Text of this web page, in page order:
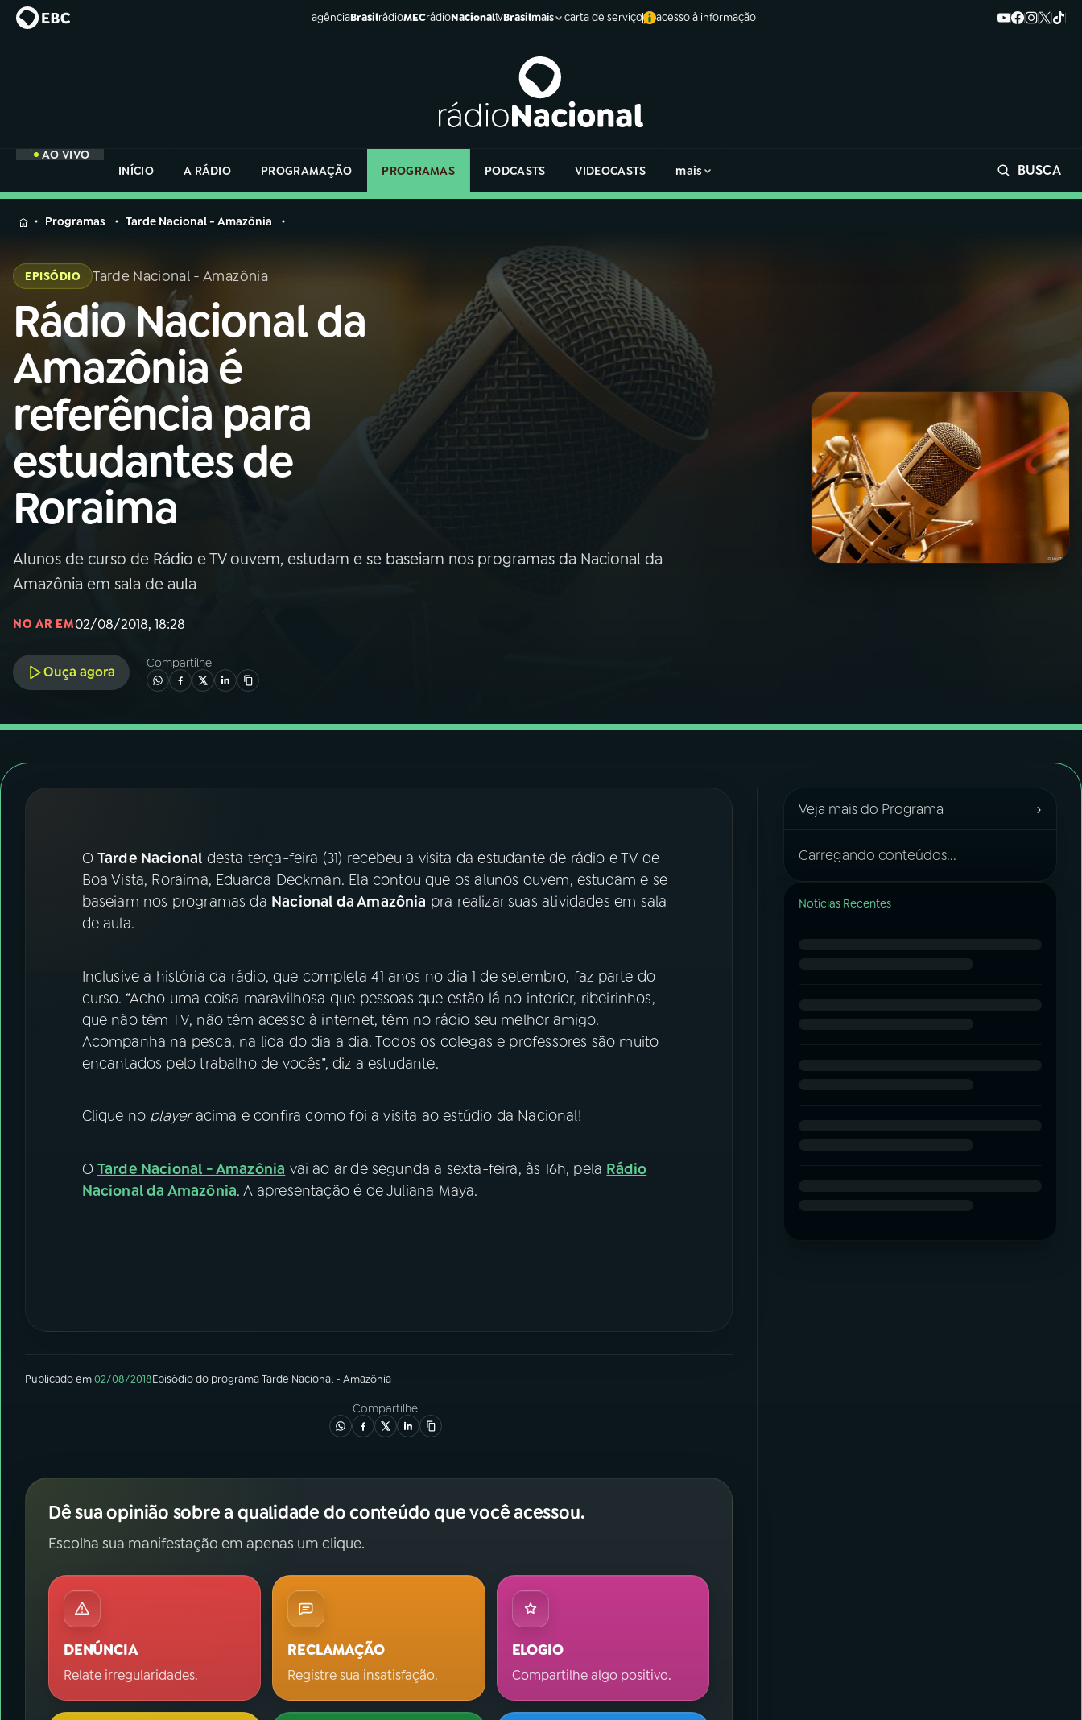
agênciaBrasilrádioMECrádioNacionaltvBrasilmais carta de serviço acesso à informação
AO VIVO
INÍCIO
A RÁDIO PROGRAMAÇÃO PROGRAMAS PODCASTS VIDEOCASTS mais BUSCA
MENU
Buscar
na
Rádio
Nacional
AO VIVO
01 INÍCIO
02 A RÁDIO
03 PROGRAMAÇÃO
04 PROGRAMAS
05 PODCASTS
06VIDEOCASTS
07ÚLTIMAS
YouTube Facebook
Instagram X
na
Rádio
Nacional
Programas Tarde Nacional - Amazônia
EPISÓDIO Tarde Nacional - Amazônia
Rádio Nacional da
Amazônia é
referência para
estudantes de
Roraima
Alunos de curso de Rádio e TV ouvem, estudam e se baseiam nos programas da Nacional da
Amazônia em sala de aula
NO AR EM02/08/2018, 18:28
Ouça agora
Compartilhe
O Tarde Nacional desta terça-feira (31) recebeu a visita da estudante de rádio e TV de
Boa Vista, Roraima, Eduarda Deckman. Ela contou que os alunos ouvem, estudam e se
baseiam nos programas da Nacional da Amazônia pra realizar suas atividades em sala
de aula.
Inclusive a história da rádio, que completa 41 anos no dia 1 de setembro, faz parte do
curso. “Acho uma coisa maravilhosa que pessoas que estão lá no interior, ribeirinhos,
que não têm TV, não têm acesso à internet, têm no rádio seu melhor amigo.
Acompanha na pesca, na lida do dia a dia. Todos os colegas e professores são muito
encantados pelo trabalho de vocês”, diz a estudante.
Clique no playeracima e confira como foi a visita ao estúdio da Nacional!
O Tarde Nacional - Amazônia vai ao ar de segunda a sexta-feira, às 16h, pela Rádio
Nacional da Amazônia. A apresentação é de Juliana Maya.
Publicado em02/08/2018Episódiodo programaTarde Nacional - Amazônia
Compartilhe
Dê sua opinião sobre a qualidade do conteúdo que você acessou.
Escolha sua manifestação em apenas um clique.
DENÚNCIA
Relate irregularidades.
RECLAMAÇÃO
Registre sua insatisfação.
ELOGIO
Compartilhe algo positivo.
Veja mais do Programa ›
Carregando conteúdos...
Notícias Recentes